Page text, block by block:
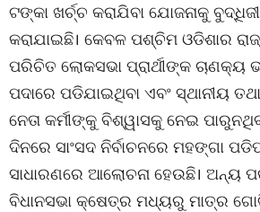
ଟଙ୍କା ଖର୍ଚ୍ଚ କରାଯିବା ଯୋଜନାକୁ
କରାଯାଇଛି। କେବଳ ପଶ୍ଚିମ ଓଡିଶାର
ପରିଚିତ ଲୋକସଭା ପ୍ରାର୍ଥୀଙ୍କ ଚାଣକ୍ୟ
ପଦାରେ ପଡିଯାଇଥିବା ଏବଂ ସ୍ଥାନୀୟ
ନେତା କର୍ମୀଙ୍କୁ ବିଶ୍ୱାସକୁ ନେଇ
ଦିନରେ ସାଂସଦ ନିର୍ବାଚନରେ ମହଙ୍ଗା
ସାଧାରଣରେ ଆଲୋଚନା ହେଉଛି। ଅନ୍ୟ
ବିଧାନସଭା କ୍ଷେତ୍ର ମଧ୍ୟରୁ ମାତ୍ର